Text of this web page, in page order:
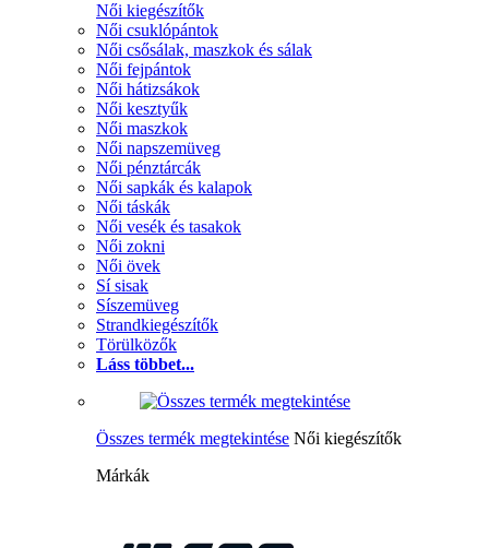
Női kiegészítők
Női csuklópántok
Női csősálak, maszkok és sálak
Női fejpántok
Női hátizsákok
Női kesztyűk
Női maszkok
Női napszemüveg
Női pénztárcák
Női sapkák és kalapok
Női táskák
Női vesék és tasakok
Női zokni
Női övek
Sí sisak
Síszemüveg
Strandkiegészítők
Törülközők
Láss többet...
Összes termék megtekintése Női kiegészítők
Márkák